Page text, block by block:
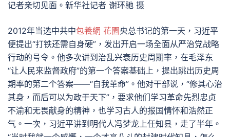
记者亲切见面。新华社记者 谢环驰 摄
2012年当选中共中包養網 花園央总书记的第一天，习近平
便提出“打铁还需自身硬”，发出开启一场全面从严治党战略
行动的号令。他多次讲到治乱兴衰历史周期率，在毛泽东
“让人民来监督政府”的第一个答案基础上，提出跳出历史周
期率的第二个答案——“自我革命”。他对干部说，“修其心治
其身，而后可以为政于天下”，要求他们学习革命先烈忠贞
不渝和无畏献身的精神，也学习古人的报国情怀和浩然正
气。一次，习近平讲到明代人冯梦龙上任知县，走了半年。